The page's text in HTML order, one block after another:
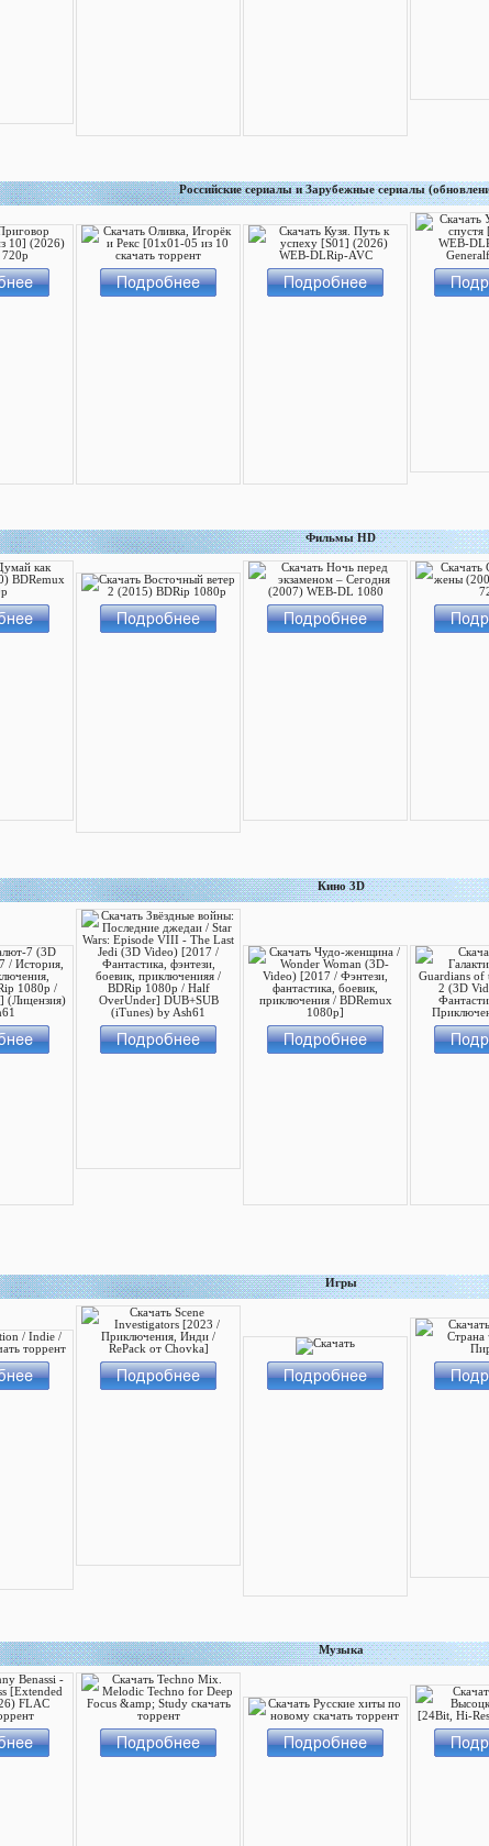
Российские сериалы и Зарубежные сериалы
Фильмы HD
Кино 3D
Игры
Музыка